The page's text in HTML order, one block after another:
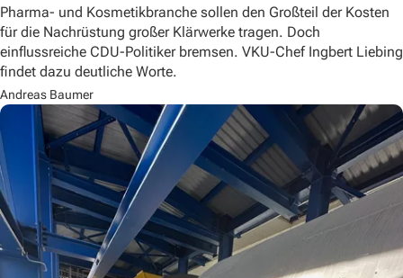
Pharma- und Kosmetikbranche sollen den Großteil der Kosten
für die Nachrüstung großer Klärwerke tragen. Doch
einflussreiche CDU-Politiker bremsen. VKU-Chef Ingbert Liebing
findet dazu deutliche Worte.
Andreas Baumer